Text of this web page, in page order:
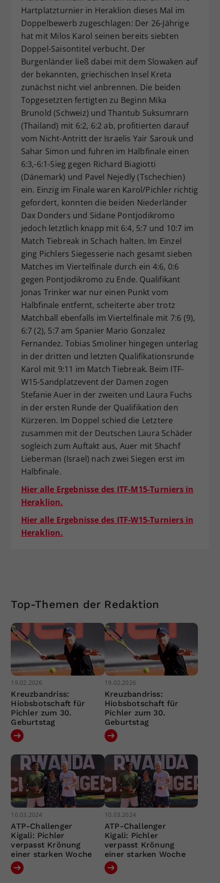
Hartplatzturnier in Heraklion dieses Mal im
Doppelbewerb zugeschlagen: Der 26-Jährige
hat mit Milos Karol seinen bereits siebten
Doppel-Saisontitel verbucht. Der
Burgenländer ließ dabei mit dem Slowaken auf
der bekannten, griechischen Insel Kreta
zunächst nicht viel anbrennen. Die beiden
Topgesetzten fertigten zu Beginn Mika
Brunold (Schweiz) und Thantub Suksumrarn
(Thailand) mit 6:2, 6:2 ab, profitierten darauf
vom Nicht-Antritt der Israelis Yair Sarouk und
Sahar Simon und fuhren im Halbfinale einen
6:3,-6:1-Sieg gegen Richard Biagiotti
(Dänemark) und Pavel Nejedly (Tschechien)
ein. Einzig im Finale waren Karol/Pichler richtig
gefordert, konnten die beiden Niederländer
Dax Donders und Sidane Pontjodikromo
jedoch letztlich knapp mit 6:4, 5:7 und 10:7 im
Match Tiebreak in Schach halten. Im Einzel
ging Pichlers Siegesserie nach gesamt sieben
Matches im Viertelfinale durch ein 4:6, 0:6
gegen Pontjodikromo zu Ende. Qualifikant
Jonas Trinker war nur einen Punkt vom
Halbfinale entfernt, scheiterte aber trotz
Matchball ebenfalls im Viertelfinale mit 7:6 (9),
6:7 (2), 5:7 am Spanier Mario Gonzalez
Fernandez. Tobias Smoliner hingegen unterlag
in der dritten und letzten Qualifikationsrunde
Karol mit 9:11 im Match Tiebreak. Beim ITF-
W15-Sandplatzevent der Damen zogen
Stefanie Auer in der zweiten und Laura Fuchs
in der ersten Runde der Qualifikation den
Kürzeren. Im Doppel schied die Letztere
zusammen mit der Deutschen Laura Schäder
sogleich zum Auftakt aus, Auer mit Shachf
Lieberman (Israel) nach zwei Siegen erst im
Halbfinale.
Hier alle Ergebnisse des ITF-M15-Turniers in
Heraklion.
Hier alle Ergebnisse des ITF-W15-Turniers in
Heraklion.
Top-Themen der Redaktion
19.02.2026
Kreuzbandriss:
Hiobsbotschaft für
Pichler zum 30.
Geburtstag
19.02.2026
Kreuzbandriss:
Hiobsbotschaft für
Pichler zum 30.
Geburtstag
10.03.2024
ATP-Challenger
Kigali: Pichler
verpasst Krönung
einer starken Woche
10.03.2024
ATP-Challenger
Kigali: Pichler
verpasst Krönung
einer starken Woche
Zweck
Dieser Wert speichert Ihre Consent-
Einstellungen. Unter anderem eine
zufällig generierte ID, für die
historische Speicherung Ihrer
Webseiten-Betreiber dies eingestellt
hat.